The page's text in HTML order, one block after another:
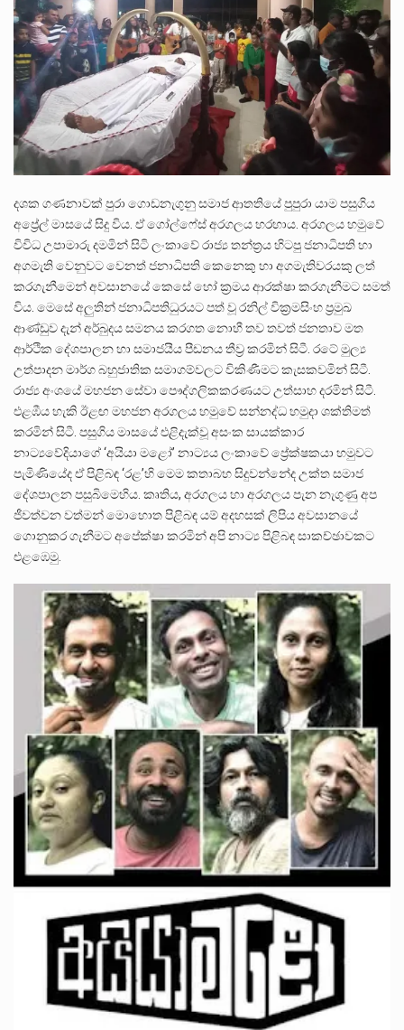
මේ, දන්නා හඳුනන ලියන්නකුගේ නන්නාඳුනන අඩවියක සැරිසරා ලද ආස්වාදනීය මොහොතක සිංහාවලෝකනයකි .කෙටි කවියක දිගු බර…
වත්මන් ආණ්ඩුවේ ප්‍රධාන පාර්ශවකරුවා වන ජනතා විමුක්ති පෙරමුණේ කාලයක පටන් තිබුණු ප්‍රධාන සටන් පාඨයක් වූවේ…
දශක ගණනාවක් පුරා ගොඩනැගුනු සමාජ ආතතියේ පුපුරා යාම පසුගිය
අප්‍රේල් මාසයේ සිදු විය. ඒ ගෝල්ෆේස් අරගලය හරහාය. අරගලය හමුවේ
විවිධ උපාමාරු දමමින් සිටි ලංකාවේ රාජ්‍ය තන්ත්‍රය හිටපු ජනාධිපති හා
අගමැති වෙනුවට වෙනත් ජනාධිපති කෙනෙකු හා අගමැතිවරයකු ලත්
කරගැනීමෙන් අවසානයේ කෙසේ හෝ ක්‍රමය ආරක්ෂා කරගැනීමට සමත්
විය. මෙසේ අලුතින් ජනාධිපතිධුරයට පත් වූ රනිල් වික්‍රමසිංහ ප්‍රමුඛ
ආණ්ඩුව දැන් අර්බුදය සමනය කරගත නොහී තව තවත් ජනතාව මත
ආර්ථික දේශපාලන හා සමාජයීය පීඩනය තීව්‍ර කරමින් සිටී. රටේ මුල්‍ය
උත්පාදන මාර්ග බහුජාතික සමාගම්වලට විකිණීමට කැසකවමින් සිටී.
රාජ්‍ය අංශයේ මහජන සේවා පෞද්ගලිකකරණයට උත්සාහ දරමින් සිටී.
එළඹීය හැකි ඊළඟ මහජන අරගලය හමුවේ සන්නද්ධ හමුදා ශක්තිමත්
කරමින් සිටී. පසුගිය මාසයේ එළිදැක්වූ අසංක සායක්කාර
නාට්‍යවේදියාගේ ‘අයියා මළෝ’ නාට්‍යය ලංකාවේ ප්‍රේක්ෂකයා හමුවට
පැමිණියේද ඒ පිළිබඳ ‘රළ’හි මෙම කතාබහ සිදුවන්නේද උක්ත සමාජ
දේශපාලන පසුබිමෙහිය. කෘතිය, අරගලය හා අරගලය පැන නැගුණු අප
ජීවත්වන වත්මන් මොහොත පිළිබඳ යම් අදහසක් ලිපිය අවසානයේ
ගොනුකර ගැනීමට අපේක්ෂා කරමින් අපි නාට්‍ය පිළිබඳ සාකච්ඡාවකට
එළඹෙමු.